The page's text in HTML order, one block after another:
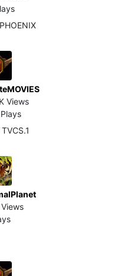
DARK PHOENIX
Views
TVCS.1